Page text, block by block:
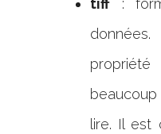
tiff :
lire. Il est